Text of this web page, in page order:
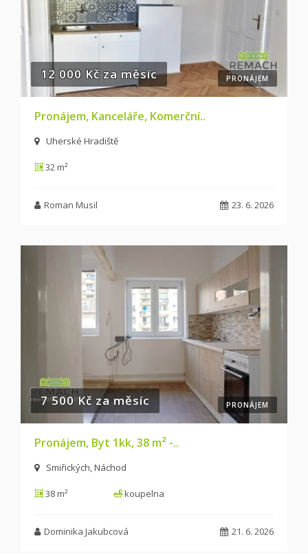
PRONÁJEM
12 000 Kč za měsíc
Pronájem, Kanceláře, Komerční..
Uherské Hradiště
32 m²
Roman Musil 23. 6. 2026
PRONÁJEM
7 500 Kč za měsíc
Pronájem, Byt 1kk, 38 m² -..
Smiřických, Náchod
38 m² koupelna
Dominika Jakubcová 21. 6. 2026